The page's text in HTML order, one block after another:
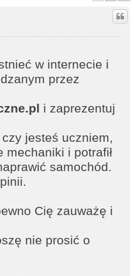
w internecie i
przez
i zaprezentuj
jesteś uczniem,
mechaniki i potrafił
samochód.
Cię zauważę i
nie prosić o